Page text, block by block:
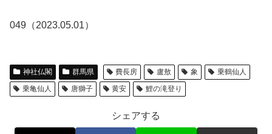
049（2023.05.01）
神社仏閣 群馬県 費長房 盧敖 象
乗鶴仙人
乗亀仙人
唐獅子 黄安 鯉の滝登り
シェアする